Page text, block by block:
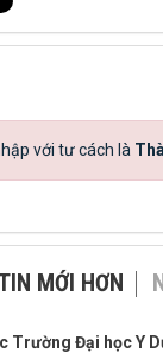
với tư cách là
MỚI HƠN
Trường Đại học Y